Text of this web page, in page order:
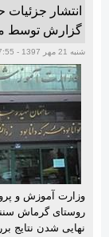
انتشار
گزارش توسط
شنبه 21 مهر 1397 - 17:55
وزارت آموزش‌ و
روستای گرماش
نهایی شدن نتایج